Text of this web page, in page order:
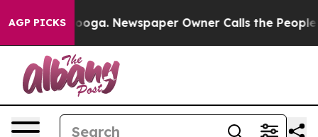
AGP PICKSNewspaper Owner Calls the People Abruptly